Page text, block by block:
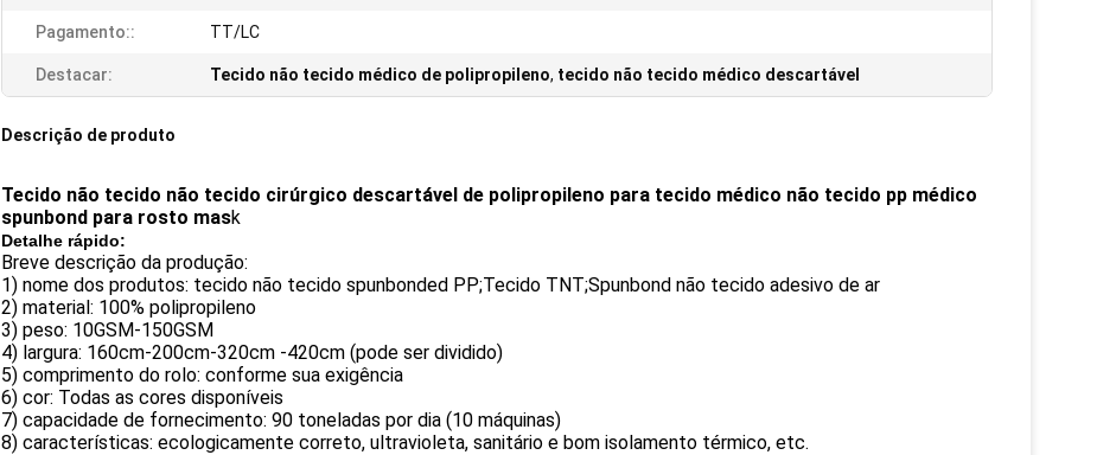
Pagamento:: TT/LC
Destacar: Tecido não tecido médico de polipropileno, tecido não tecido médico descartável
Descrição de produto
Tecido não tecido não tecido cirúrgico descartável de polipropileno para tecido médico não tecido pp médico
spunbond para rosto mask
Detalhe rápido:
Breve descrição da produção:
1) nome dos produtos: tecido não tecido spunbonded PP;Tecido TNT;Spunbond não tecido adesivo de ar
2) material: 100% polipropileno
3) peso: 10GSM-150GSM
4) largura: 160cm-200cm-320cm -420cm (pode ser dividido)
5) comprimento do rolo: conforme sua exigência
6) cor: Todas as cores disponíveis
7) capacidade de fornecimento: 90 toneladas por dia (10 máquinas)
8) características: ecologicamente correto, ultravioleta, sanitário e bom isolamento térmico, etc.